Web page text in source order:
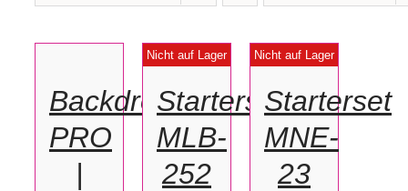
WÄHLEN
DETAILS
Backdrop
PRO
|
Nicht auf Lager
DETAILS
Starterset
MLB-
252
Nicht auf Lager
DETAILS
Starterset
MNE-
23